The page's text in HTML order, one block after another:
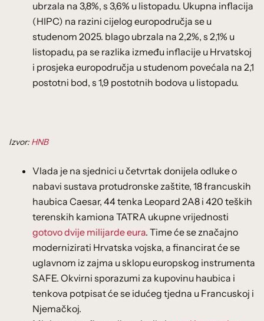
ubrzala na 3,8%, s 3,6% u listopadu. Ukupna inflacija
(HIPC) na razini cijelog europodručja se u
studenom 2025. blago ubrzala na 2,2%, s 2,1% u
listopadu, pa se razlika između inflacije u Hrvatskoj
i prosjeka europodručja u studenom povećala na 2,1
postotni bod, s 1,9 postotnih bodova u listopadu.
Izvor: HNB
Vlada je na sjednici u četvrtak donijela odluke o
nabavi sustava protudronske zaštite, 18 francuskih
haubica Caesar, 44 tenka Leopard 2A8 i 420 teških
terenskih kamiona TATRA ukupne vrijednosti
gotovo dvije milijarde eura. Time će se značajno
modernizirati Hrvatska vojska, a financirat će se
uglavnom iz zajma u sklopu europskog instrumenta
SAFE. Okvirni sporazumi za kupovinu haubica i
tenkova potpisat će se idućeg tjedna u Francuskoj i
Njemačkoj.